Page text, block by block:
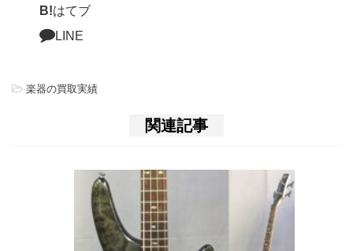
B!はてブ
LINE
-楽器の買取実績
関連記事